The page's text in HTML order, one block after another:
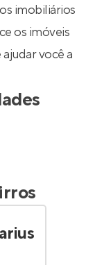
imobiliários
os imóveis
você a